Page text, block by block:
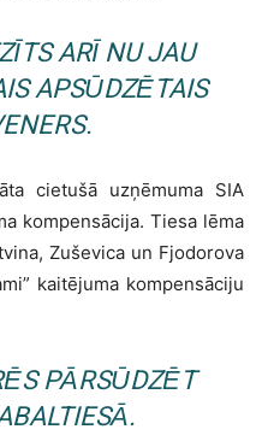
ARĪ NU JAU
APSŪDZĒTAIS
cietušā uzņēmuma SIA
kompensācija. Tiesa lēma
Zuševica un Fjodorova
kaitējuma kompensāciju
PĀRSŪDZĒT